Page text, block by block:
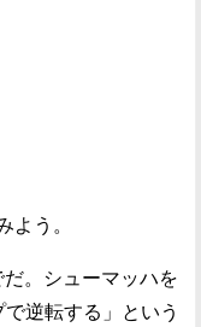
う。
。シューマッハを
逆転する」という